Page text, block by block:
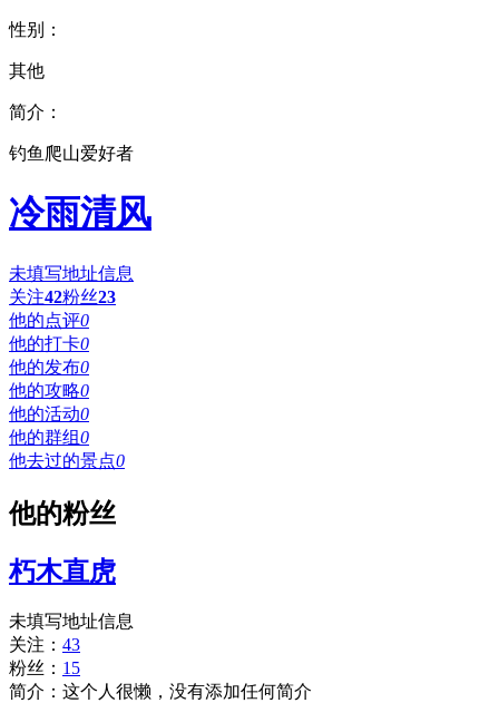
性别：
其他
简介：
钓鱼爬山爱好者
冷雨清风
未填写地址信息
关注42粉丝23
他的点评0
他的打卡0
他的发布0
他的攻略0
他的活动0
他的群组0
他去过的景点0
他的粉丝
朽木直虎
未填写地址信息
关注： 43
粉丝： 15
简介：这个人很懒，没有添加任何简介